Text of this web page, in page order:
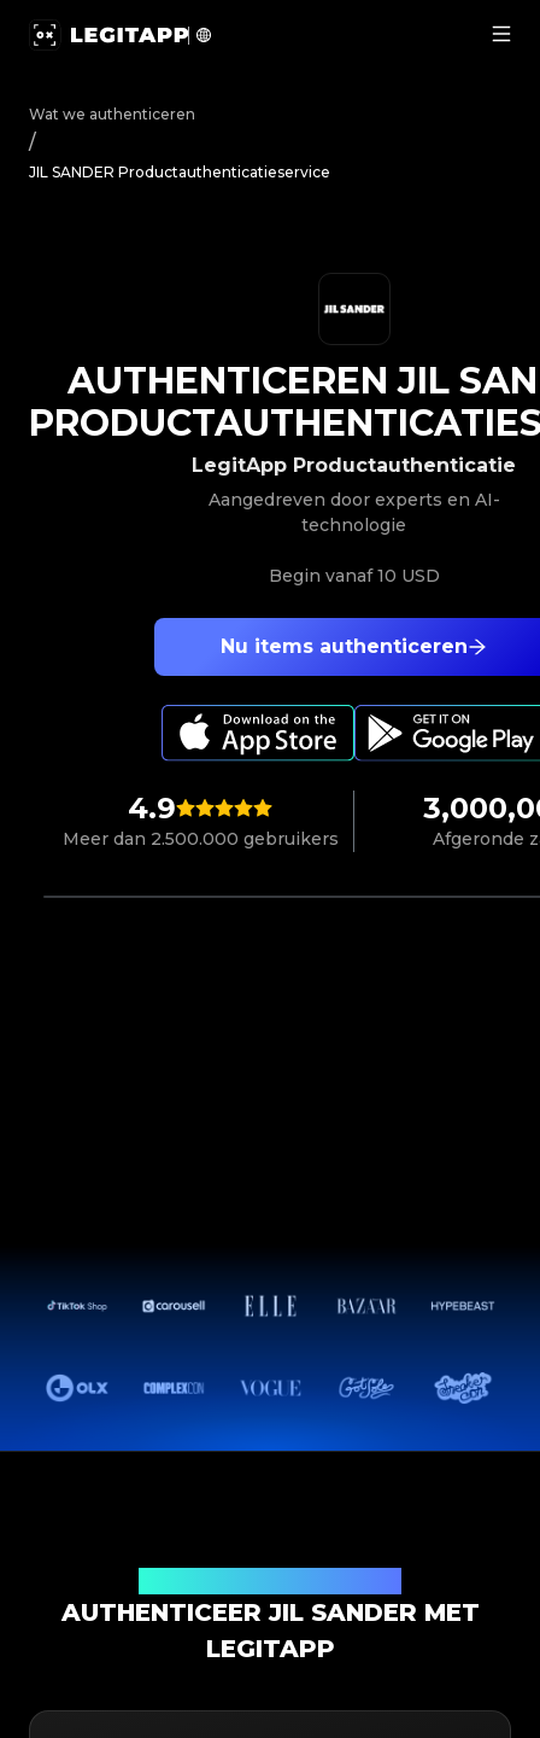
Wat we authenticeren
/
JIL SANDER Productauthenticatieservice
4.9
Meer dan 2.500.000 gebruikers Afgeronde
Nu items authenticeren
LegitApp Productauthenticatie
Aangedreven door experts en AI-
technologie
Begin vanaf10 USD
AUTHENTICEREN JIL
AUTHENTICEER JIL SANDER MET
LEGITAPP